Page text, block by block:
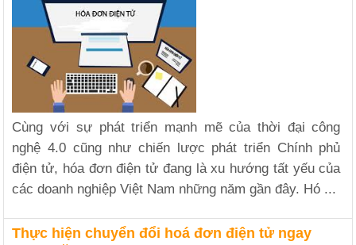
Cùng với sự phát triển mạnh mẽ của thời đại công
nghệ 4.0 cũng như chiến lược phát triển Chính phủ
điện tử, hóa đơn điện tử đang là xu hướng tất yếu của
các doanh nghiệp Việt Nam những năm gần đây. Hó ...
Thực hiện chuyển đổi hoá đơn điện tử ngay